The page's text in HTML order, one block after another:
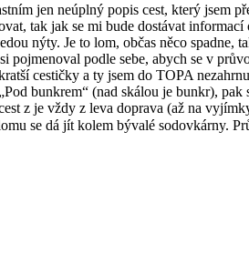
jen neúplný popis cest, který
tak jak se mi bude dostávat
nýty. Je to lom, občas něco
pojmenoval podle sebe, abych se v
cestičky a ty jsem do TOPA
bunkrem“ (nad skálou je bunkr),
z je vždy z leva doprava (až na
se dá jít kolem bývalé sodovkárny.